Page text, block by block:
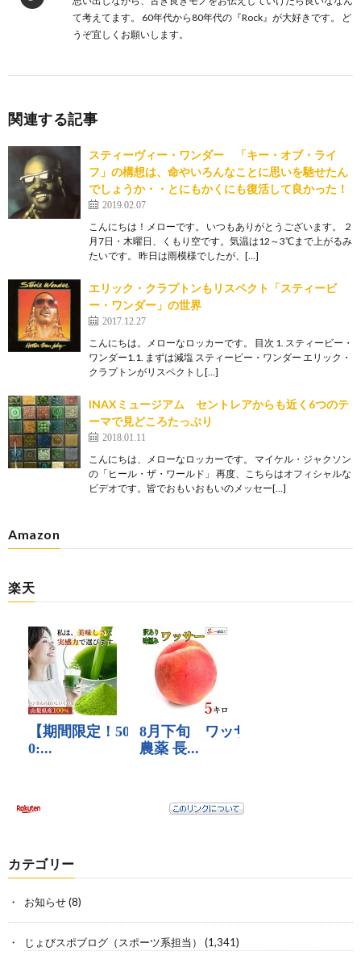
て考えてます。 60年代から80年代の『Rock』が大好きです。 ど
うぞ宜しくお願いします。
関連する記事
スティーヴィー・ワンダー 「キー・オブ・ライ
フ」の構想は、命やいろんなことに思いを馳せたん
でしょうか・・とにもかくにも復活して良かった！
2019.02.07
こんにちは！メローです。 いつもありがとうございます。 ２
月7日・木曜日、くもり空です。気温は12～3℃まで上がるみ
たいです。 昨日は雨模様でしたが、[…]
エリック・クラプトンもリスペクト「スティービ
ー・ワンダー」の世界
2017.12.27
こんにちは。メローなロッカーです。 目次 1. スティービー・
ワンダー1.1. まずは減塩 スティービー・ワンダー エリック・
クラプトンがリスペクトし[…]
INAXミュージアム セントレアからも近く6つのテ
ーマで見どころたっぷり
2018.01.11
こんにちは、メローなロッカーです。 マイケル・ジャクソン
の「ヒール・ザ・ワールド」 再度、こちらはオフィシャルな
ビデオです。皆でおもいおもいのメッセー[…]
Amazon
楽天
カテゴリー
お知らせ(8)
じょびスポブログ（スポーツ系担当） (1,341)